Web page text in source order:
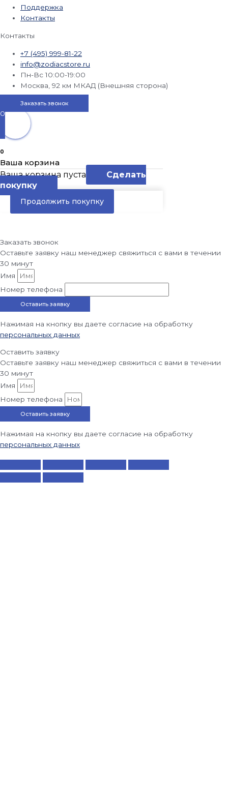
Поддержка
Контакты
Контакты
+7 (495) 999-81-22
info@zodiacstore.ru
Пн-Вс 10:00-19:00
Москва, 92 км МКАД (Внешняя сторона)
Заказать звонок
0
0
Ваша корзина
Ваша корзина пуста
Сделать
покупку
Продолжить покупку
Заказать звонок
Оставьте заявку наш менеджер свяжиться с вами в течении
30 минут
Имя
Номер телефона
Оставить заявку
Нажимая на кнопку вы даете согласие на обработку
персональных данных
Оставить заявку
Оставьте заявку наш менеджер свяжиться с вами в течении
30 минут
Имя
Номер телефона
Оставить заявку
Нажимая на кнопку вы даете согласие на обработку
персональных данных